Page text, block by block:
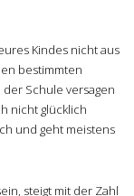
Kindes nicht aus
bestimmten
Schule versagen
nicht glücklich
und geht meistens
steigt mit der Zahl